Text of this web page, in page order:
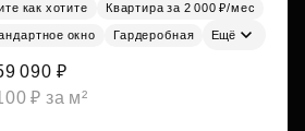
как хотите
Квартира за 2 000 ₽/мес
окно Гардеробная Ещё
090 ₽
₽ за м²